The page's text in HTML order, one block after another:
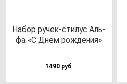
Набор ру­чек-сти­лус Аль­
фа «С Днем рож­де­ния»
1490 руб